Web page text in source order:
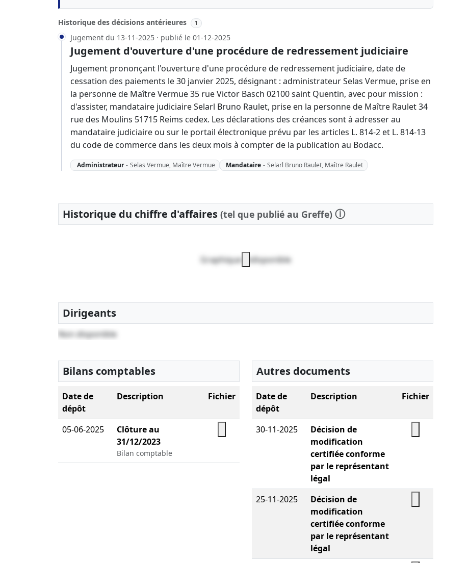
Historique des décisions antérieures 1
Jugement du 13-11-2025 · publié le 01-12-2025
Jugement d'ouverture d'une procédure de redressement judiciaire
Jugement prononçant l'ouverture d'une procédure de redressement judiciaire, date de
cessation des paiements le 30 janvier 2025, désignant : administrateur Selas Vermue, prise en
la personne de Maître Vermue 35 rue Victor Basch 02100 saint Quentin, avec pour mission :
d'assister, mandataire judiciaire Selarl Bruno Raulet, prise en la personne de Maître Raulet 34
rue des Moulins 51715 Reims cedex. Les déclarations des créances sont à adresser au
mandataire judiciaire ou sur le portail électronique prévu par les articles L. 814-2 et L. 814-13
du code de commerce dans les deux mois à compter de la publication au Bodacc.
Administrateur - Selas Vermue, Maître Vermue Mandataire - Selarl Bruno Raulet, Maître Raulet
Historique du chiffre d'affaires (tel que publié au Greffe) ⓘ
Graphique indisponible
Dirigeants
Non disponible
Bilans comptables
Date de
dépôt
Description Fichier
05-06-2025
Clôture au
31/12/2023
Bilan comptable
Autres documents
Date de
dépôt
Description Fichier
30-11-2025
Décision de
modification
certifiée conforme
par le représentant
légal
25-11-2025
Décision de
modification
certifiée conforme
par le représentant
légal